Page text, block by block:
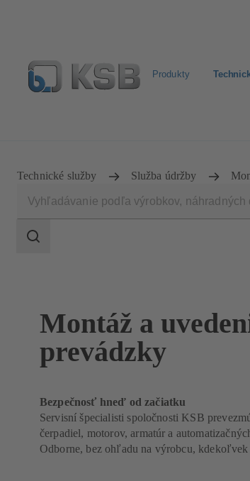
Produkty
Technické služby Služba údržby
vyhľadávania
Oblasť
Montáž a
prevádzky
Bezpečnosť hneď od začiatku
Servisní špecialisti spoločnosti KSB
čerpadiel, motorov, armatúr a
Odborne, bez ohľadu na výrobcu, kdekoľvek